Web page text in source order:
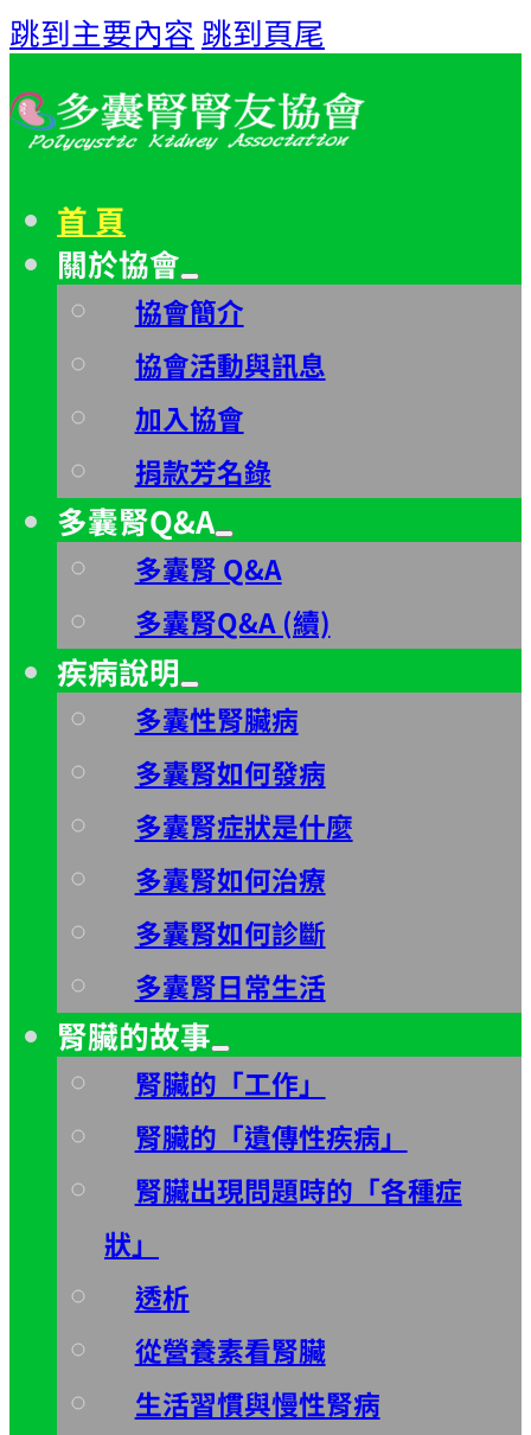
跳到主要內容 跳到頁尾
首 頁
關於協會
協會簡介
協會活動與訊息
加入協會
捐款芳名錄
多囊腎Q&A
多囊腎 Q&A
多囊腎Q&A (續)
疾病說明
多囊性腎臟病
多囊腎如何發病
多囊腎症狀是什麼
多囊腎如何治療
多囊腎如何診斷
多囊腎日常生活
腎臟的故事
腎臟的「工作」
腎臟的「遺傳性疾病」
腎臟出現問題時的「各種症
狀」
透析
從營養素看腎臟
生活習慣與慢性腎病